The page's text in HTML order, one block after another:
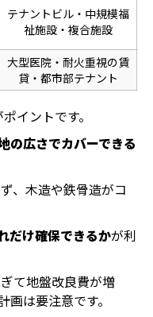
テナントビル・中規模福
祉施設・複合施設
大型医院・耐火重視の賃
貸・都市部テナント
イントです。
の広さでカバーできる
、木造や鉄骨造がコ
だけ確保できるかが利
て地盤改良費が増
は要注意です。